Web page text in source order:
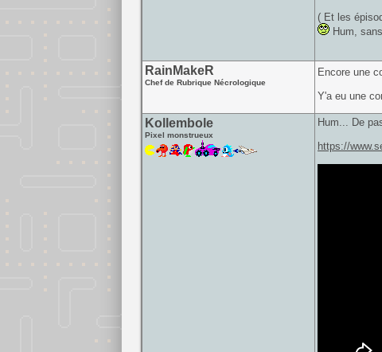
( Et les
Hum,
RainMakeR
Chef de Rubrique Nécrologique
Encore une
Y'a eu une
Kollembole
Pixel monstrueux
Hum... De
https://